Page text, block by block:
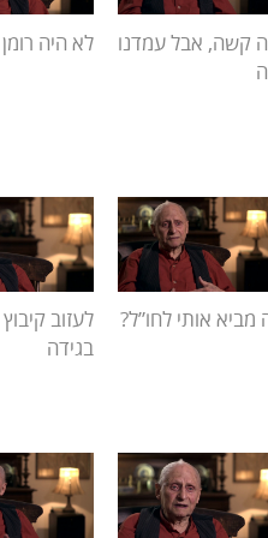
לא היה רומן
קשה, אבל עמדנו
לעזוב
בגידה
מביא אותי לחו”ל?